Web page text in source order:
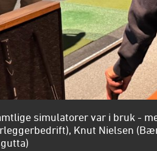
simulatorer var i bruk -
Knut Nielsen